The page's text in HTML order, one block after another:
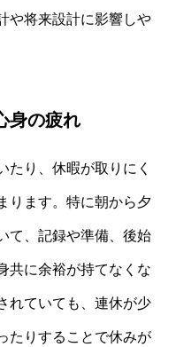
や将来設計に影響しや
身の疲れ
たり、休暇が取りにく
ります。特に朝から夕
て、記録や準備、後始
共に余裕が持てなくな
れていても、連休が少
たりすることで休みが